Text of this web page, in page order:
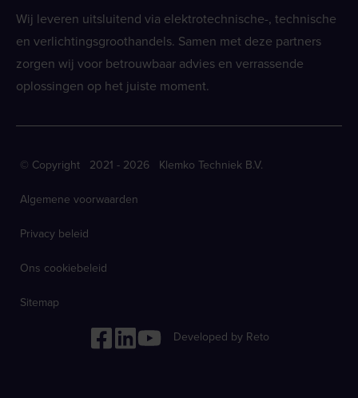
Wij leveren uitsluitend via elektrotechnische-, technische
en verlichtingsgroothandels. Samen met deze partners
zorgen wij voor betrouwbaar advies en verrassende
oplossingen op het juiste moment.
© Copyright 2021 - 2026 Klemko Techniek B.V.
Algemene voorwaarden
Privacy beleid
Ons cookiebeleid
Sitemap
Developed by Reto